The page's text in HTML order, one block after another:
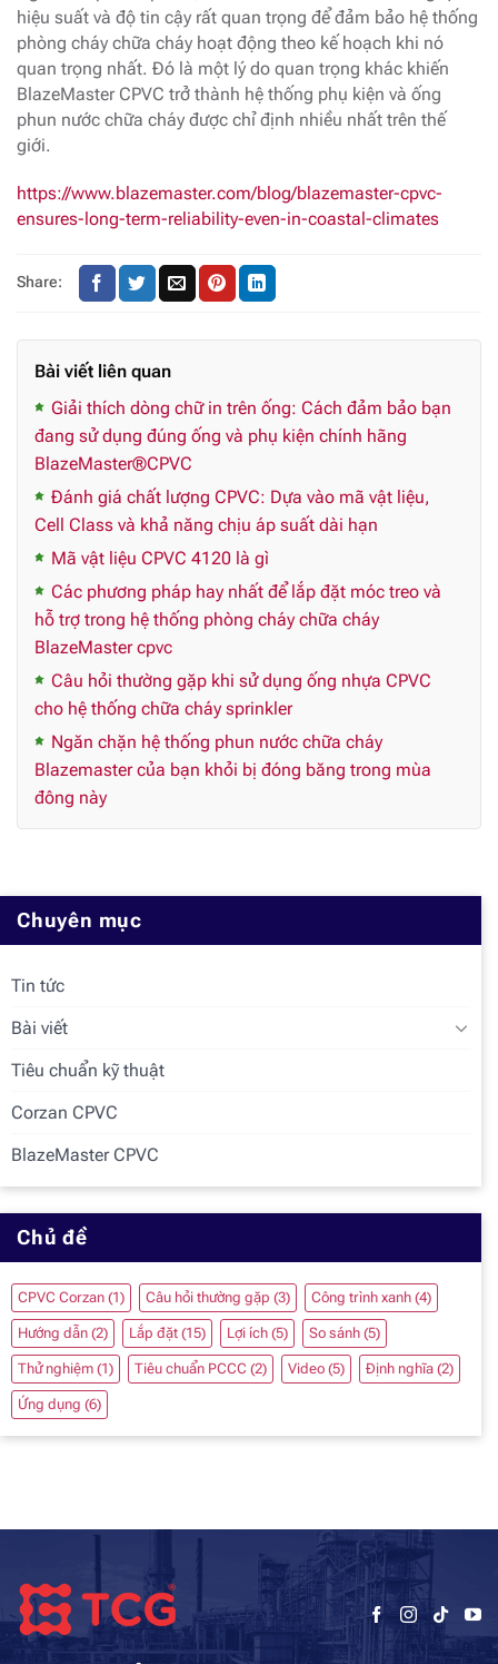
hiệu suất và độ tin cậy rất quan trọng để đảm bảo hệ thống
phòng cháy chữa cháy hoạt động theo kế hoạch khi nó
quan trọng nhất. Đó là một lý do quan trọng khác khiến
BlazeMaster CPVC trở thành hệ thống phụ kiện và ống
phun nước chữa cháy được chỉ định nhiều nhất trên thế
giới.
https://www.blazemaster.com/blog/blazemaster-cpvc-
ensures-long-term-reliability-even-in-coastal-climates
Share:
Bài viết liên quan
Giải thích dòng chữ in trên ống: Cách đảm bảo bạn
đang sử dụng đúng ống và phụ kiện chính hãng
BlazeMaster®CPVC
Đánh giá chất lượng CPVC: Dựa vào mã vật liệu,
Cell Class và khả năng chịu áp suất dài hạn
Mã vật liệu CPVC 4120 là gì
Các phương pháp hay nhất để lắp đặt móc treo và
hỗ trợ trong hệ thống phòng cháy chữa cháy
BlazeMaster cpvc
Câu hỏi thường gặp khi sử dụng ống nhựa CPVC
cho hệ thống chữa cháy sprinkler
Ngăn chặn hệ thống phun nước chữa cháy
Blazemaster của bạn khỏi bị đóng băng trong mùa
đông này
Chuyên mục
Tin tức
Bài viết
Tiêu chuẩn kỹ thuật
Corzan CPVC
BlazeMaster CPVC
Chủ đề
CPVC Corzan (1) Câu hỏi thường gặp (3) Công trình xanh (4)
Hướng dẫn (2) Lắp đặt (15) Lợi ích (5) So sánh (5)
Thử nghiệm (1) Tiêu chuẩn PCCC (2) Video (5) Định nghĩa (2)
Ứng dụng (6)